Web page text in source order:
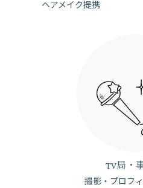
ヘアメイク提携
TV局・
撮影・プロフ